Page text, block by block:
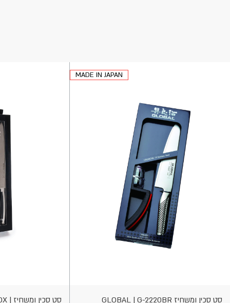
MADE IN JAPAN
סט סכין ומשחיז GLOBAL | G-2220BR
סט סכין ומשחיז | BEROX